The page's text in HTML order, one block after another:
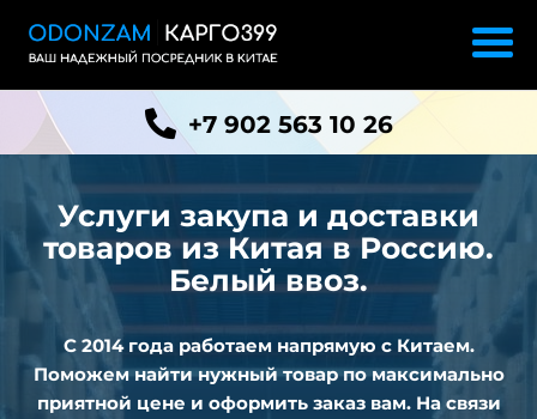
+7 902 563 10 26
Услуги закупа и доставки
товаров из Китая в Россию.
Белый ввоз.
С 2014 года работаем напрямую с Китаем.
Поможем найти нужный товар по максимально
приятной цене и оформить заказ вам. На связи